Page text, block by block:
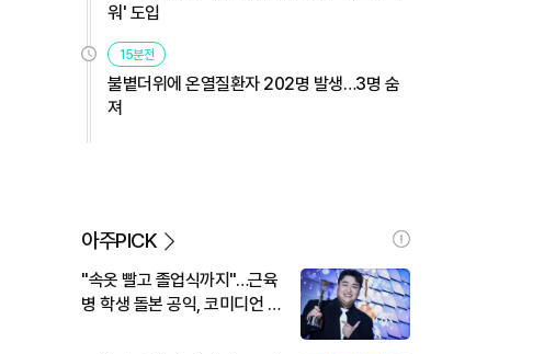
워' 도입
15분전
불볕더위에 온열질환자 202명 발생…3명 숨
져
아주PICK
"속옷 빨고 졸업식까지"…근육
병 학생 돌본 공익, 코미디언 김